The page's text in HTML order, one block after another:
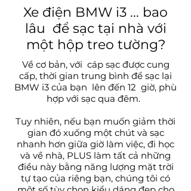
Xe điện BMW i3 ... bao
lâu để sạc tại nhà với
một hộp treo tường?
Về cơ bản, với cáp sạc được cung
cấp, thời gian trung bình để sạc lại
BMW i3 của bạn lên đến 12 giờ, phù
hợp với sạc qua đêm.
Tuy nhiên, nếu bạn muốn giảm thời
gian đó xuống một chút và sạc
nhanh hơn giữa giờ làm việc, đi học
và về nhà, PLUS làm tất cả những
điều này bằng năng lượng mặt trời
tự tạo của riêng bạn, chúng tôi có